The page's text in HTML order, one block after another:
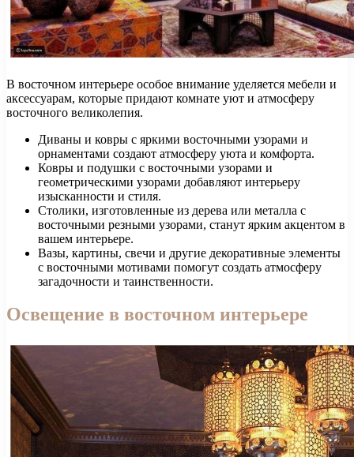
В восточном интерьере особое внимание уделяется мебели и
аксессуарам, которые придают комнате уют и атмосферу
восточного великолепия.
Диваны и ковры с яркими восточными узорами и
орнаментами создают атмосферу уюта и комфорта.
Ковры и подушки с восточными узорами и
геометрическими узорами добавляют интерьеру
изысканности и стиля.
Столики, изготовленные из дерева или металла с
восточными резными узорами, станут ярким акцентом в
вашем интерьере.
Вазы, картины, свечи и другие декоративные элементы
с восточными мотивами помогут создать атмосферу
загадочности и таинственности.
Освещение в восточном интерьере